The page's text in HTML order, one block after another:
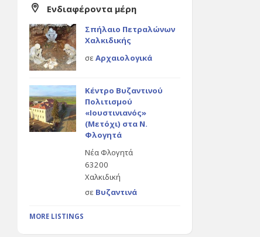
Ενδιαφέροντα μέρη
Σπήλαιο Πετραλώνων
Χαλκιδικής
σε Αρχαιολογικά
Κέντρο Βυζαντινού
Πολιτισμού
«Ιουστινιανός»
(Μετόχι) στα Ν.
Φλογητά
Νέα Φλογητά
63200
Χαλκιδική
σε Βυζαντινά
MORE LISTINGS